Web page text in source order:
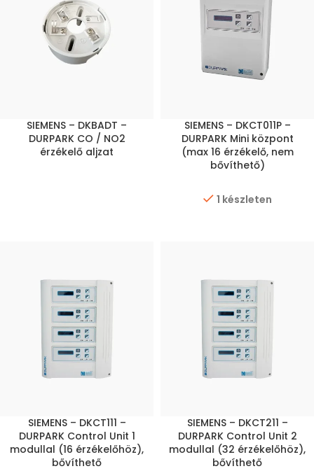
SIEMENS – DKBADT –
DURPARK CO / NO2
érzékelő aljzat
SIEMENS – DKCT011P –
DURPARK Mini központ
(max 16 érzékelő, nem
bővíthető)
1 készleten
SIEMENS – DKCT111 –
DURPARK Control Unit 1
modullal (16 érzékelőhöz),
bővíthető
SIEMENS – DKCT211 –
DURPARK Control Unit 2
modullal (32 érzékelőhöz),
bővíthető